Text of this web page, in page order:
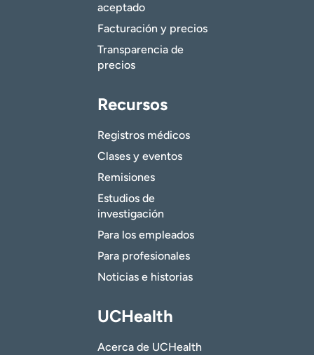
aceptado
Facturación y precios
Transparencia de
precios
Recursos
Registros médicos
Clases y eventos
Remisiones
Estudios de
investigación
Para los empleados
Para profesionales
Noticias e historias
UCHealth
Acerca de UCHealth